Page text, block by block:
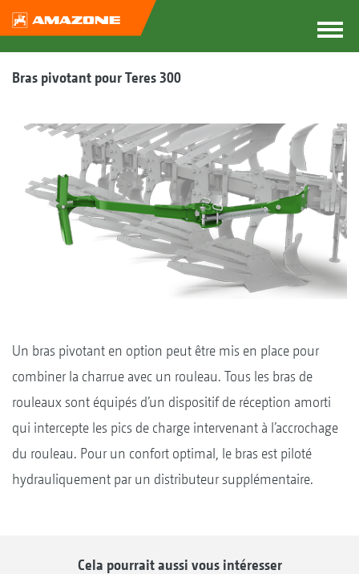
Bras pivotant pour Teres 300
Un bras pivotant en option peut être mis en place pour
combiner la charrue avec un rouleau. Tous les bras de
rouleaux sont équipés d’un dispositif de réception amorti
qui intercepte les pics de charge intervenant à l’accrochage
du rouleau. Pour un confort optimal, le bras est piloté
hydrauliquement par un distributeur supplémentaire.
Cela pourrait aussi vous intéresser